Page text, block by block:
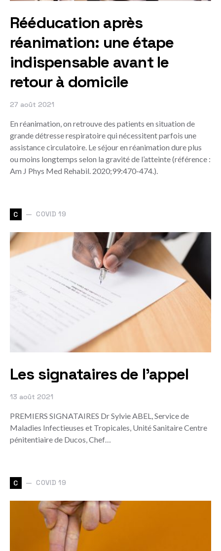
Rééducation après
réanimation: une étape
indispensable avant le
retour à domicile
27 août 2021
En réanimation, on retrouve des patients en situation de
grande détresse respiratoire qui nécessitent parfois une
assistance circulatoire. Le séjour en réanimation dure plus
ou moins longtemps selon la gravité de l’atteinte (référence :
Am J Phys Med Rehabil. 2020;99:470-474.).
C COVID 19
Les signataires de l'appel
13 août 2021
PREMIERS SIGNATAIRES Dr Sylvie ABEL, Service de
Maladies Infectieuses et Tropicales, Unité Sanitaire Centre
pénitentiaire de Ducos, Chef…
C COVID 19